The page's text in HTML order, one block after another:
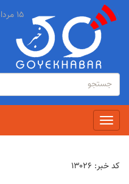
فرم
جستجو
جستجو
Toggle
navigation
۱۵ مرداد ۱۴۰۵ :: ۶ اوت ۲۰۲۶ :: ۲۳ صفر ۱۴۴۸
کد خبر: ۱۳۰۲۶